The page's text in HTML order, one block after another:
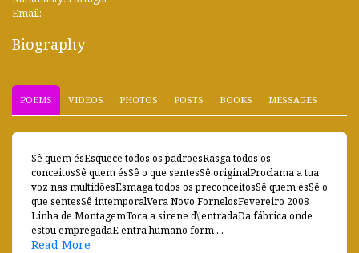
Email:
Biography
POEMS VIDEOS PHOTOS POSTS BOOKS MESSAGES
Sê quem ésEsquece todos os padrõesRasga todos os
conceitosSê quem ésSê o que sentesSê originalProclama a tua
voz nas multidõesEsmaga todos os preconceitosSê quem ésSê o
que sentesSê intemporalVera Novo FornelosFevereiro 2008
Linha de MontagemToca a sirene d\'entradaDa fábrica onde
estou empregadaE entra humano form ...
Read More